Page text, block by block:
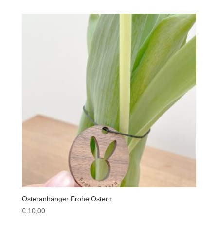
Osteranhänger Frohe Ostern
€10,00